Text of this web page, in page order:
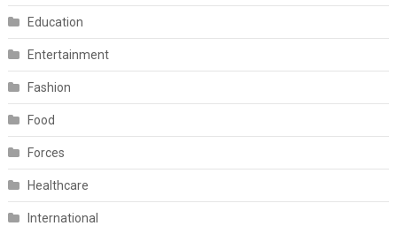
Education
Entertainment
Fashion
Food
Forces
Healthcare
International